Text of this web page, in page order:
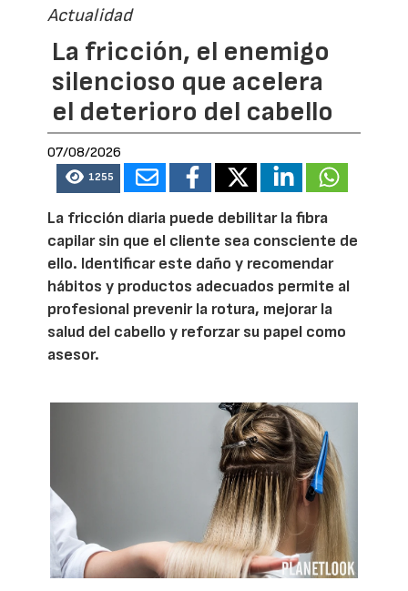
Actualidad
La fricción, el enemigo
silencioso que acelera
el deterioro del cabello
07/08/2026
1255
La fricción diaria puede debilitar la fibra
capilar sin que el cliente sea consciente de
ello. Identificar este daño y recomendar
hábitos y productos adecuados permite al
profesional prevenir la rotura, mejorar la
salud del cabello y reforzar su papel como
asesor.